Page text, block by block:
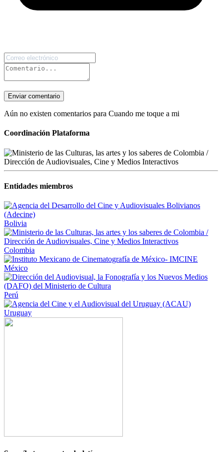
Enviar comentario
Aún no existen comentarios para Cuando me toque a mi
Coordinación Plataforma
Entidades miembros
Bolivia
Colombia
México
Perú
Uruguay